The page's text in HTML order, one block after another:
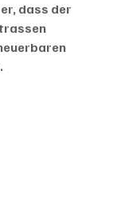
dass der